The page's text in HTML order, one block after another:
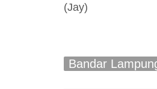
(Jay)
Bandar